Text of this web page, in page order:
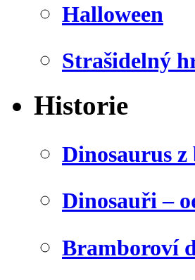
Halloween
Strašidelný
Historie
Dinosaurus
Dinosauři –
Bramboroví